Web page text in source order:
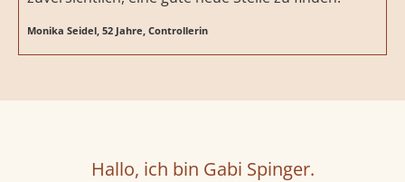
Monika Seidel, 52 Jahre, Controllerin
Hallo, ich bin Gabi Spinger.